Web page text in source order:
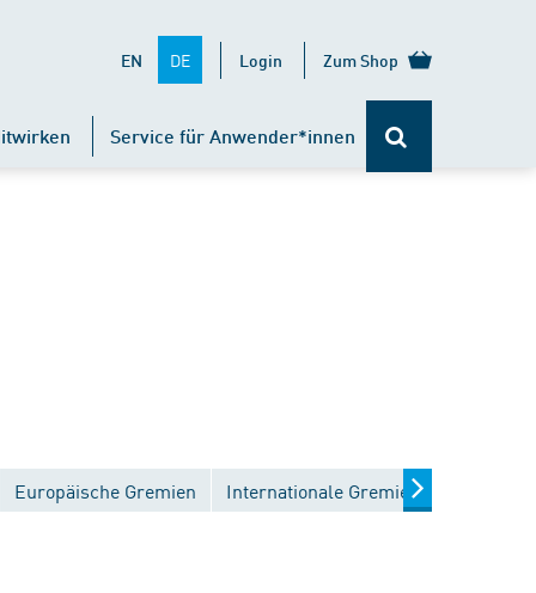
EN DE Login Zum Shop
Service für Anwender*innen
Europäische Gremien Internationale Gremien